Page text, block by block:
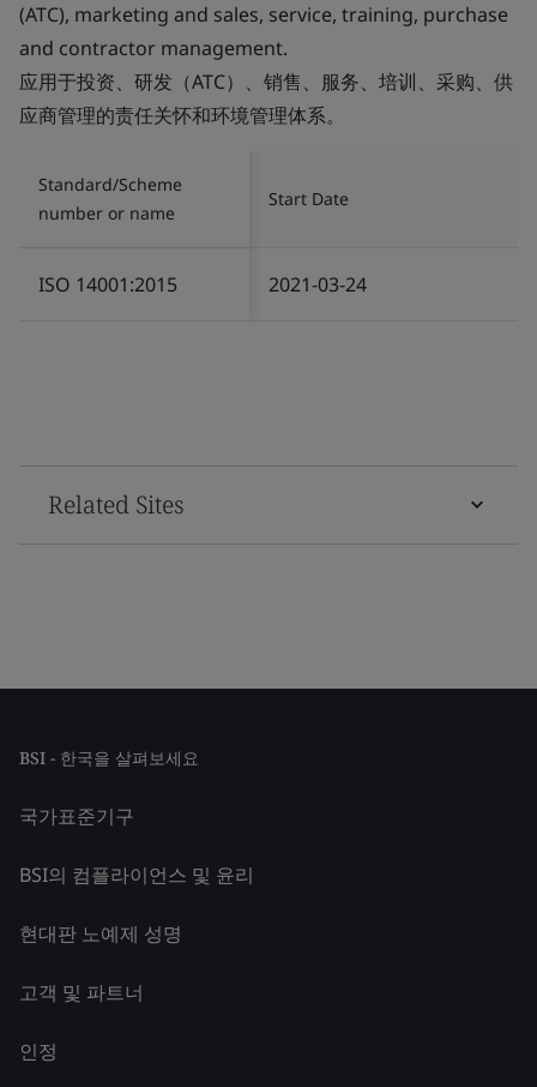
(ATC), marketing and sales, service, training, purchase
and contractor management.
应用于投资、研发（ATC）、销售、服务、培训、采购、供
应商管理的责任关怀和环境管理体系。
Standard/Scheme
number or name
Start Date
ISO 14001:2015 2021-03-24
Related Sites
BSI - 한국을 살펴보세요
국가표준기구
BSI의 컴플라이언스 및 윤리
현대판 노예제 성명
고객 및 파트너
인정